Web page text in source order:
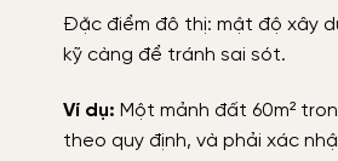
Đặc điểm đô thị: mật độ xây
kỹ càng để tránh sai sót.
Ví dụ: Một mảnh đất 60m²
theo quy định, và phải xác